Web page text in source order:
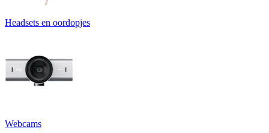
Headsets en oordopjes
Webcams